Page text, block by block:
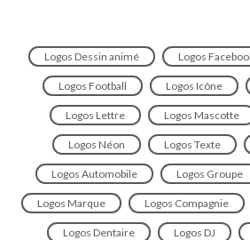
Logos Dessin animé Logos
Logos Football Logos Icône
Logos Lettre Logos Mascotte
Logos Néon Logos Texte
Logos Automobile Logos Groupe
Logos Marque Logos Compagnie
Logos Dentaire Logos DJ